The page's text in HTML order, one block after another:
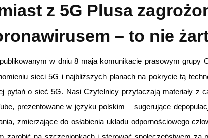
z 5G Plusa
– to nie
w dniu 8 maja komunikacie prasowym grupy
sieci 5G i najbliższych planach na pokrycie tą
pytań o sieć 5G. Nasi Czytelnicy przytaczają materiały z
prezentowane w języku polskim – sugerujące
zmierzające do osłabienia układu odpornościowego